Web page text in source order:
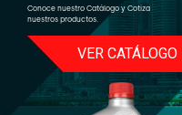
Conoce nuestro Catálogo y Cotiza
nuestros productos.
VER CATÁLOGO